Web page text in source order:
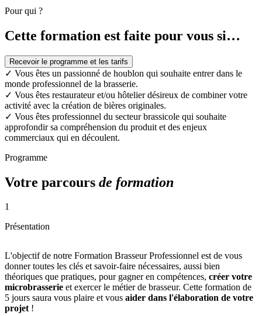
Pour qui ?
Cette formation est faite pour vous si…
Recevoir le programme et les tarifs
✓ Vous êtes un passionné de houblon qui souhaite entrer dans le
monde professionnel de la brasserie.
✓ Vous êtes restaurateur et/ou hôtelier désireux de combiner votre
activité avec la création de bières originales.
✓ Vous êtes professionnel du secteur brassicole qui souhaite
approfondir sa compréhension du produit et des enjeux
commerciaux qui en découlent.
Programme
Votre parcours de formation
1
Présentation
L'objectif de notre Formation Brasseur Professionnel est de vous
donner toutes les clés et savoir-faire nécessaires, aussi bien
théoriques que pratiques, pour gagner en compétences, créer votre
microbrasserie et exercer le métier de brasseur. Cette formation de
5 jours saura vous plaire et vous aider dans l'élaboration de votre
projet !